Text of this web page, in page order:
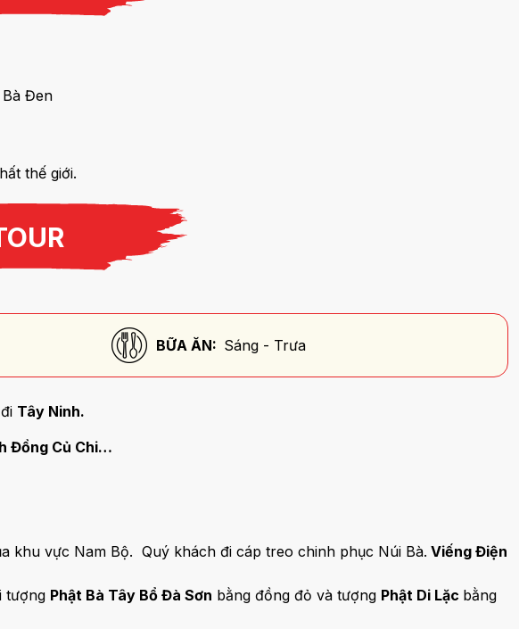
Đen
thế giới.
BỮA ĂN: Sáng - Trưa
Tây Ninh.
Đồng Củ Chi…
khu vực Nam Bộ. Quý khách đi cáp treo chinh phục Núi Bà. Viếng Điện
tượng Phật Bà Tây Bổ Đà Sơn bằng đồng đỏ và tượng Phật Di Lặc bằng